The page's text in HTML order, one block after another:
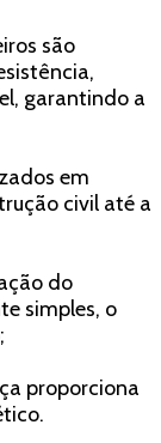
são
garantindo a
em
civil até a
do
simples, o
proporciona